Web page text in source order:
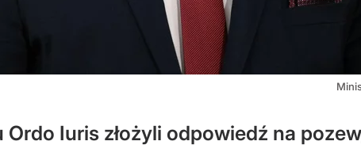
Iuris złożyli odpowiedź na